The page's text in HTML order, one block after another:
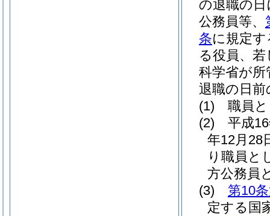
の退職の日
公務員等、
条に規定
る役員、
科学省が
退職の日前
(1)
職員
(2)
平成
年12月28
り職員と
方公務員
(3)
第10
定する国